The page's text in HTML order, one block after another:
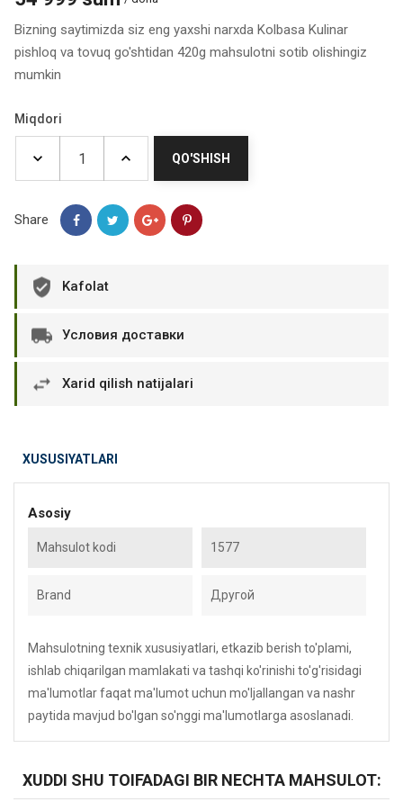
Bizning saytimizda siz eng yaxshi narxda Kolbasa Kulinar
pishloq va tovuq go'shtidan 420g mahsulotni sotib olishingiz
mumkin
Miqdori
QO'SHISH
Share
Kafolat
Условия доставки
Xarid qilish natijalari
XUSUSIYATLARI
Asosiy
Mahsulot kodi 1577
Brand Другой
Mahsulotning texnik xususiyatlari, etkazib berish to'plami,
ishlab chiqarilgan mamlakati va tashqi ko'rinishi to'g'risidagi
ma'lumotlar faqat ma'lumot uchun mo'ljallangan va nashr
paytida mavjud bo'lgan so'nggi ma'lumotlarga asoslanadi.
XUDDI SHU TOIFADAGI BIR NECHTA MAHSULOT: